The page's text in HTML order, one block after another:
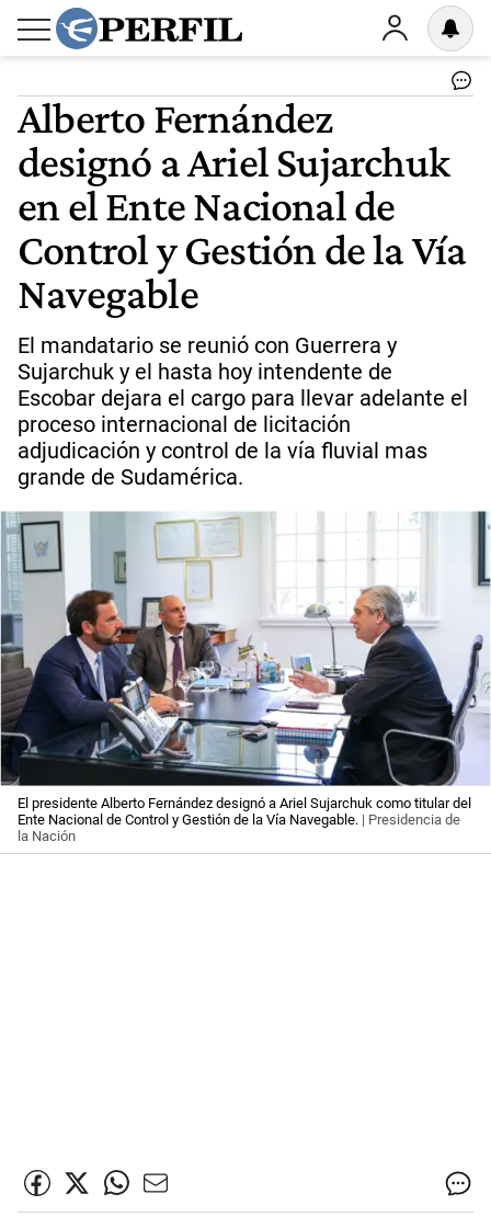
Alberto Fernández
designó a Ariel Sujarchuk
en el Ente Nacional de
Control y Gestión de la Vía
Navegable
El mandatario se reunió con Guerrera y
Sujarchuk y el hasta hoy intendente de
Escobar dejara el cargo para llevar adelante el
proceso internacional de licitación
adjudicación y control de la vía fluvial mas
grande de Sudamérica.
El presidente Alberto Fernández designó a Ariel Sujarchuk como titular del
Ente Nacional de Control y Gestión de la Vía Navegable. | Presidencia de
la Nación